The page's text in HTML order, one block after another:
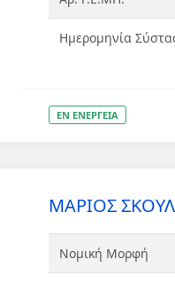
Ημερομηνία
ΕΝ ΕΝΕΡΓΕΙΑ
ΜΑΡΙΟΣ
Νομική Μορφή